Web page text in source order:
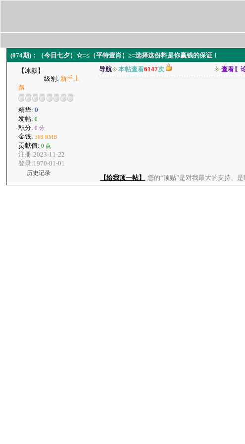
(074期)：（今日七夕）☆=≤（平特壹肖）≥=选择这份料是你赢钱的保证！
【冰影】
级别: 新手上
路
精华:0
发帖:0
积分:0 分
金钱:369 RMB
贡献值:0 点
注册:2023-11-22
登录:1970-01-01
历史记录
导航 本帖查看6147次 查看〖
【给我顶一帖】 您的“顶贴”是对我最大的支持、